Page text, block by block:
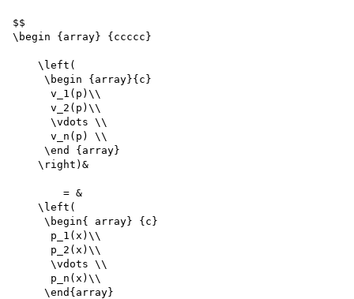
$$
\begin {array} {ccccc}
    \left(
     \begin {array}{c}
      v_1(p)\\
      v_2(p)\\
      \vdots \\
      v_n(p) \\
     \end {array}
    \right)&
        = &
    \left(
     \begin{ array} {c}
      p_1(x)\\
      p_2(x)\\
      \vdots \\
      p_n(x)\\
     \end{array}